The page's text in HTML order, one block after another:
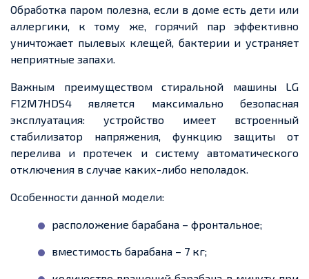
Обработка паром полезна, если в доме есть дети или
аллергики, к тому же, горячий пар эффективно
уничтожает пылевых клещей, бактерии и устраняет
неприятные запахи.
Важным преимуществом стиральной машины LG
F12M7HDS4 является максимально безопасная
эксплуатация: устройство имеет встроенный
стабилизатор напряжения, функцию защиты от
перелива и протечек и систему автоматического
отключения в случае каких-либо неполадок.
Особенности данной модели:
расположение барабана – фронтальное;
вместимость барабана – 7 кг;